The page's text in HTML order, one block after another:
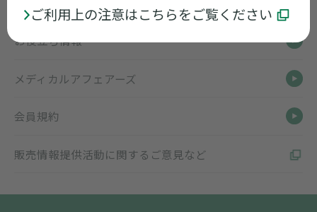
ご利用上の注意はこちらをご覧ください
お役立ち情報
メディカルアフェアーズ
会員規約
販売情報提供活動に関するご意見など